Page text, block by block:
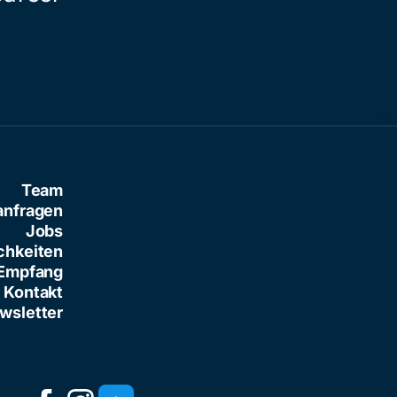
Team
Jobs
Kontakt